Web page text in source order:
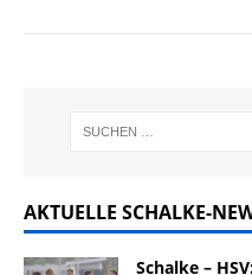
AKTUELLE SCHALKE-
Schalke –